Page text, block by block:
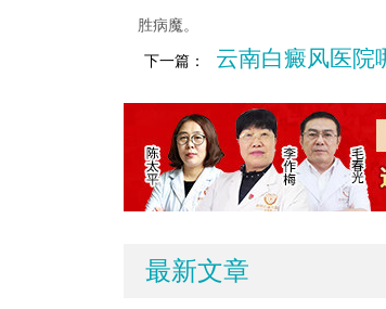
胜病魔。
下一篇： 云南白癜风医院
最新文章